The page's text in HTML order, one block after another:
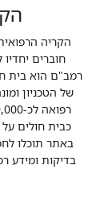
הקריה
חוברים
רמב"ם הוא בית
כבית חולים על אזורי עבור 12 בתי
באתר תוכלו
בדיקות ומידע